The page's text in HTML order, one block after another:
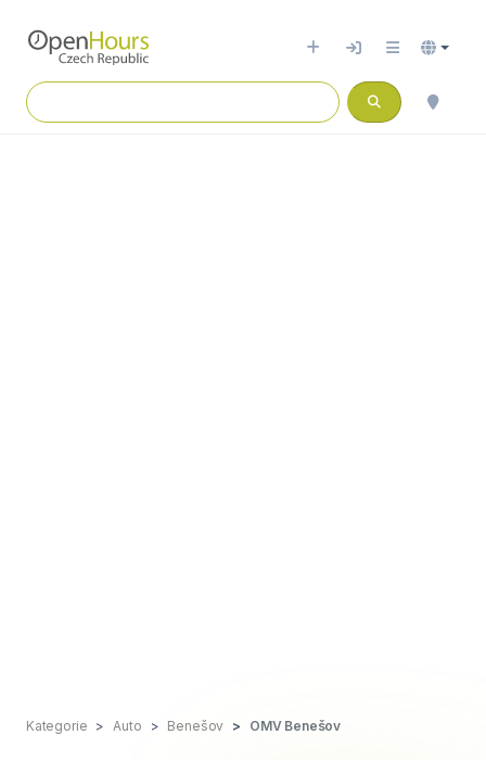
Kategorie Auto Benešov OMV Benešov